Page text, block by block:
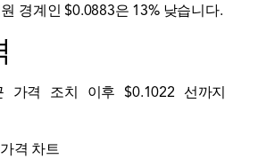
경계인 $0.0883은 13% 낮습니다.
가격 조치 이후 $0.1022 선까지